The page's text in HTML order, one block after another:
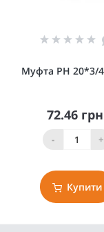
Муфта РН 20*3/
72.46
- +
Купити